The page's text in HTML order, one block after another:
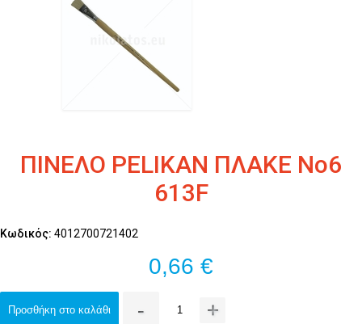
ΠΙΝΕΛΟ PELIKAN ΠΛΑΚΕ Νο6
613F
Κωδικός: 4012700721402
0,66 €
Προσθήκη στο καλάθι - +